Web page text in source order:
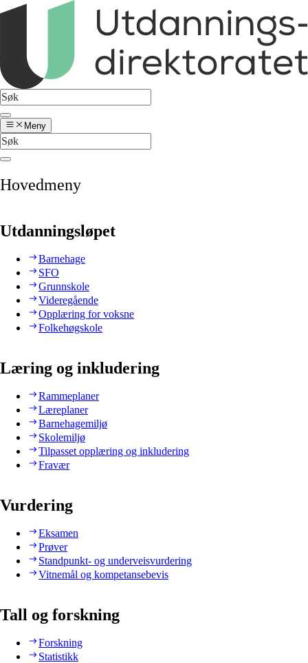
Meny
Hovedmeny
Utdanningsløpet
Barnehage
SFO
Grunnskole
Videregående
Opplæring for voksne
Folkehøgskole
Læring og inkludering
Rammeplaner
Læreplaner
Barnehagemiljø
Skolemiljø
Tilpasset opplæring og inkludering
Fravær
Vurdering
Eksamen
Prøver
Standpunkt- og underveisvurdering
Vitnemål og kompetansebevis
Tall og forskning
Forskning
Statistikk